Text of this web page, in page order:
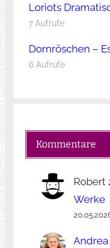
Loriots
7 Aufrufe
Dornröschen –
6 Aufrufe
Kommentare
Robert
Werke